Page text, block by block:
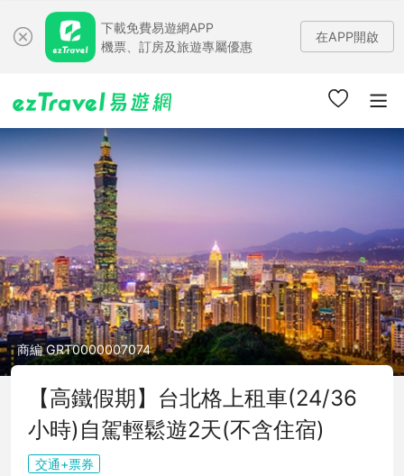
下載免費易遊網APP
機票、訂房及旅遊專屬優惠
在APP開啟
商編 GRT0000007074
【高鐵假期】台北格上租車(24/36
小時)自駕輕鬆遊2天(不含住宿)
交通+票券